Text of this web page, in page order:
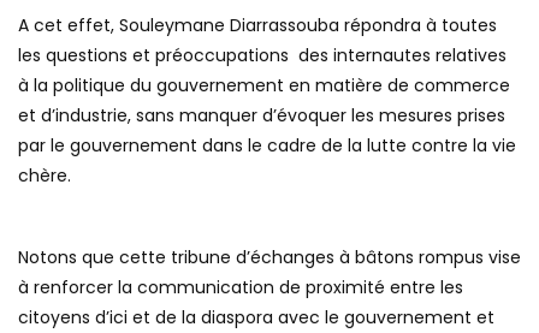
A cet effet, Souleymane Diarrassouba répondra à toutes
les questions et préoccupations des internautes relatives
à la politique du gouvernement en matière de commerce
et d’industrie, sans manquer d’évoquer les mesures prises
par le gouvernement dans le cadre de la lutte contre la vie
chère.
Notons que cette tribune d’échanges à bâtons rompus vise
à renforcer la communication de proximité entre les
citoyens d’ici et de la diaspora avec le gouvernement et